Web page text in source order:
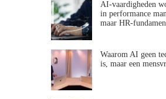
AI-vaardigheden
in performance
maar HR-
Waarom AI geen
is, maar een